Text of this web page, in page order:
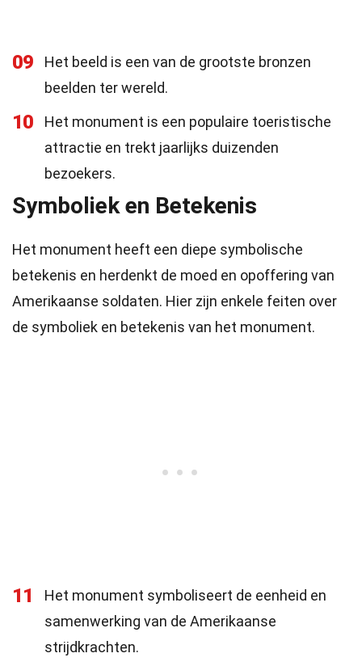
09
Het beeld is een van de grootste bronzen
beelden ter wereld.
10
Het monument is een populaire toeristische
attractie en trekt jaarlijks duizenden
bezoekers.
Symboliek en Betekenis
Het monument heeft een diepe symbolische
betekenis en herdenkt de moed en opoffering van
Amerikaanse soldaten. Hier zijn enkele feiten over
de symboliek en betekenis van het monument.
11
Het monument symboliseert de eenheid en
samenwerking van de Amerikaanse
strijdkrachten.